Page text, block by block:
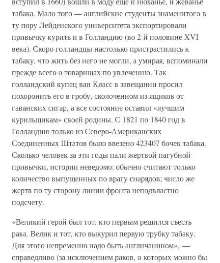
табака. Мало того — английские студенты знаменитого в
ту пору Лейденского университета экспортировали
привычку курить и в Голландию (во 2-й половине XVI
века). Скоро голландцы настолько пристрастились к
табаку, что жить без него не могли, а умирая, вспоминали
прежде всего о товарищах по увлечению. Так
голландский купец ван Класс в завещании просил
похоронить его в гробу, сколоченном из ящиков от
гаванских сигар, а все состояние оставил «лучшим
курильщикам» своей родины. С 1821 по 1840 год в
Голландию только из Северо-Американских
Соединенных Штатов было ввезено 423407 бочек табака.
Сколько человек за эти годы пали жертвой пагубной
привычки, истории неведомо: обычно считают только
количество выпущенных по врагу снарядов; число же
жертв по ту сторону линии фронта неподвластно
подсчету.
«Великий герой был тот, кто первым решился съесть
рака. Велик и тот, кто выкурил первую трубку табаку.
Для этого непременно надо быть англичанином», —
справедливо (за исключением раков, о которых можно бы